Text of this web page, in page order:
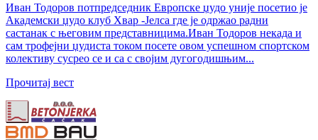
Иван Тодоров потпредседник Европске џудо уније посетио је
Академски џудо клуб Хвар -Јелса где је одржао радни
састанак с његовим представницима.Иван Тодоров некада и
сам трофејни џудиста током посете овом успешном спортском
колективу сусрео се и са с својим дугогодишњим...
Прочитај вест